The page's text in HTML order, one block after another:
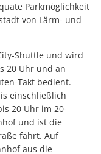
Parkmöglichkeit
von Lärm- und
Shuttle und wird
20 Uhr und an
Takt bedient.
einschließlich
20 Uhr im 20-
und ist die
fährt. Auf
aus die